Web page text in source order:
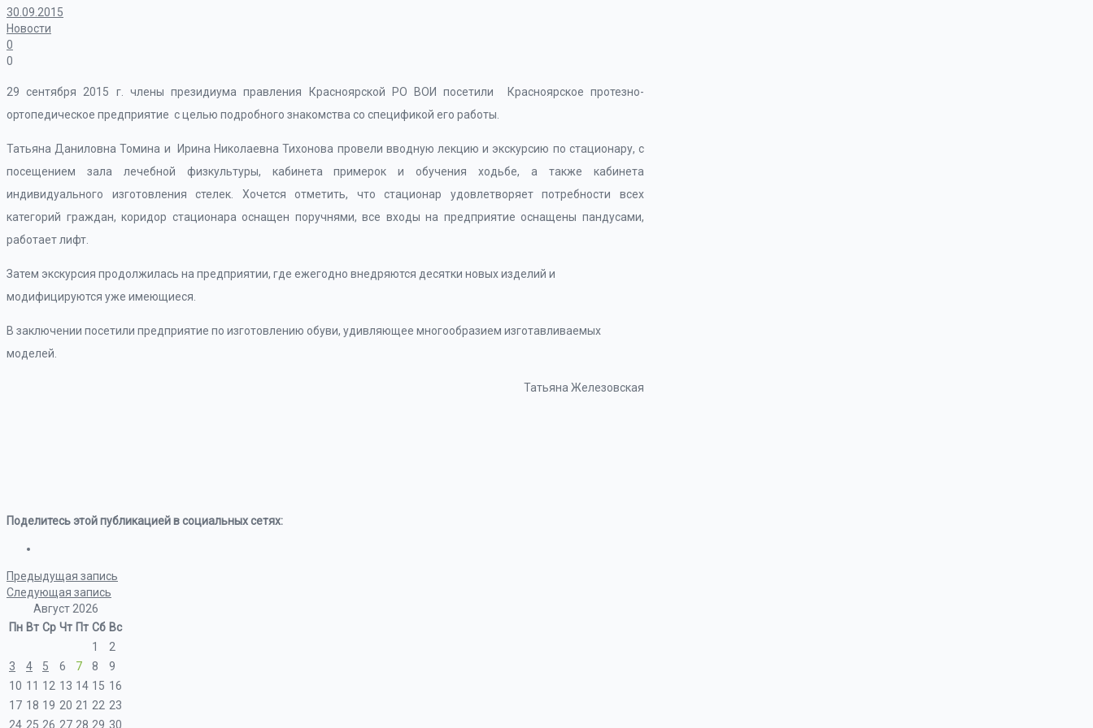
30.09.2015
Новости
0
0
29 сентября 2015 г. члены президиума правления Красноярской РО ВОИ посетили Красноярское протезно-
ортопедическое предприятие с целью подробного знакомства со спецификой его работы.
Татьяна Даниловна Томина и Ирина Николаевна Тихонова провели вводную лекцию и экскурсию по стационару, с
посещением зала лечебной физкультуры, кабинета примерок и обучения ходьбе, а также кабинета
индивидуального изготовления стелек. Хочется отметить, что стационар удовлетворяет потребности всех
категорий граждан, коридор стационара оснащен поручнями, все входы на предприятие оснащены пандусами,
работает лифт.
Затем экскурсия продолжилась на предприятии, где ежегодно внедряются десятки новых изделий и
модифицируются уже имеющиеся.
В заключении посетили предприятие по изготовлению обуви, удивляющее многообразием изготавливаемых
моделей.
Татьяна Железовская
Поделитесь этой публикацией в социальных сетях:
Предыдущая запись
Следующая запись
Август 2026
Пн Вт Ср Чт Пт Сб Вс
1
2
3
4 5 6 7 8
9
10 11 12 13 14 15 16
17 18 19 20 21 22 23
24 25 26 27 28 29 30